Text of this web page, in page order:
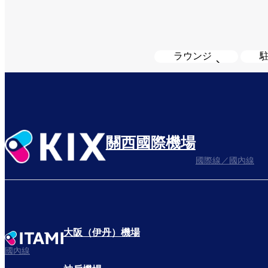
ラウンジ
關西國際機場
國際線／國內線
大阪（伊丹）機場
國內線